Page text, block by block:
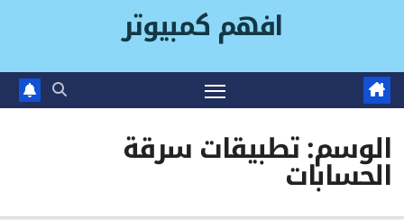
افهم كمبيوتر
الوسم:تطبيقات سرقة
الحسابات